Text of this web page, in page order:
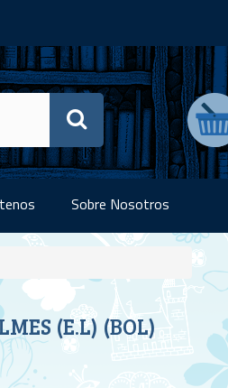
Sobre Nosotros
(E.L) (BOL)